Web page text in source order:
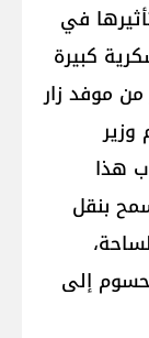
في
كبيرة
موفد زار
هذا
بنقل
إلى